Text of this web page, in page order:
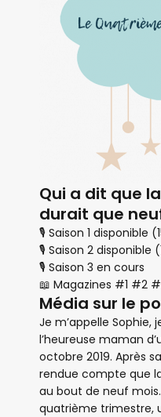
Qui a dit que
durait que
🎙 Saison 1 disponible
🎙 Saison 2 disponible
🎙 Saison 3 en cours
📖 Magazines #1 #2
Média sur le
Je m’appelle Sophie,
l’heureuse maman
octobre 2019. Après
rendue compte que
au bout de neuf
quatrième trimestre,